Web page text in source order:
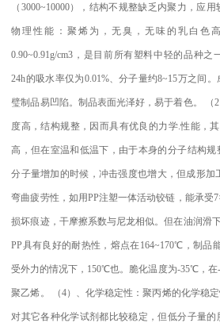
（ 3000~10000），结构不规整缺乏内聚力，应
物理性能：聚烯为，无臭，无味的乳白色
0.90~0.91g/cm3 ，是目前所有塑料中轻的品种之
24h的吸水率仅为0.01%、分子量约8~15万之间。
璧制品易凹陷。制品表面光泽好，易于着色。 （2
度高，结构规整，因而具有优良的力学.性能，
高，但在室温和低温下，由于本身的分子结构规
分子量增加的时候，冲击强度也增大，但成形加
弯曲疲劳性，如用PP注塑一体活动铰链，能承受
损坏痕迹，干摩擦系数与尼龙相似。但在油润滑
PP具有良好的耐热性，熔点在164~170℃ ，制品
受外力的情况下， 150℃也。脆化温度为-35℃，在
聚乙烯。 （4）、化学稳定性：聚丙烯的化学稳
对其它各种化学试剂都比较稳定，但低分子量